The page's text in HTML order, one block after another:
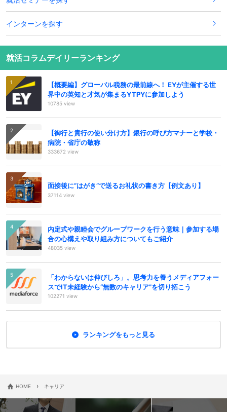
インターンを探す
就活コラムデイリーランキング
【概要編】グローバル税務の最前線へ！ EYが主催する世
界中の英知と才気が集まるYTPYに参加しよう
10785 view
【御行と貴行の使い分け方】銀行の呼び方マナーと学校・
病院・省庁の敬称
333672 view
面接後に”はがき”で送るお礼状の書き方【例文あり】
37114 view
内定式や親睦会でグループワークを行う意味｜参加する場
合の心構えや取り組み方についてもご紹介
48035 view
「わからないは伸びしろ」。思考力を養うメディアフォー
スでIT未経験から“無数のキャリア”を切り拓こう
102271 view
ランキングをもっと見る
HOME › キャリア